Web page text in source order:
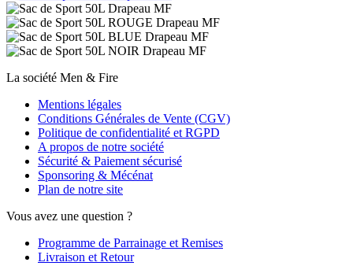
La société Men & Fire
Mentions légales
Conditions Générales de Vente (CGV)
Politique de confidentialité et RGPD
A propos de notre société
Sécurité & Paiement sécurisé
Sponsoring & Mécénat
Plan de notre site
Vous avez une question ?
Programme de Parrainage et Remises
Livraison et Retour